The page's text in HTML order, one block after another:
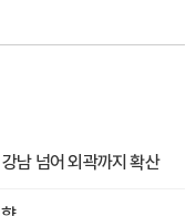
남 넘어 외곽까지 확산